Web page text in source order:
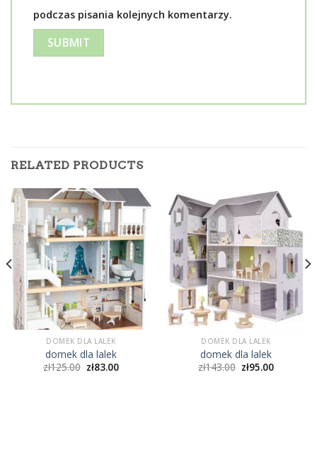
podczas pisania kolejnych komentarzy.
RELATED PRODUCTS
DOMEK DLA LALEK
domek dla lalek
zł125.00 zł83.00
DOMEK DLA LALEK
domek dla lalek
zł143.00 zł95.00